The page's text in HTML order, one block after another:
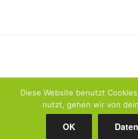
Datenschutzerklärung Stolz
Diese Website benutzt
nutzt, gehen wir von
OK